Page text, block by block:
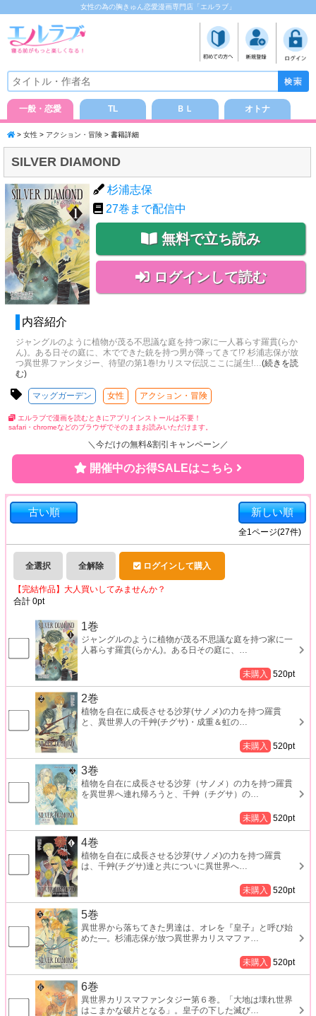
女性の為の胸きゅん恋愛漫画専門店「エルラブ」
一般・恋愛 TL ＢＬ オトナ
> 女性 > アクション・冒険 > 書籍詳細
SILVER DIAMOND
杉浦志保
27巻まで配信中
無料で立ち読み
ログインして読む
内容紹介
ジャングルのように植物が茂る不思議な庭を持つ家に一人暮らす羅貫(らか
ん)。ある日その庭に、木でできた銃を持つ男が降ってきて!? 杉浦志保が放
つ異世界ファンタジー、待望の第1巻!カリスマ伝説ここに誕生!…(続きを読
む)
マッグガーデン 女性 アクション・冒険
エルラブで漫画を読むときにアプリインストールは不要！
safari・chromeなどのブラウザでそのままお読みいただけます。
＼今だけの無料&割引キャンペーン／
開催中のお得SALEはこちら
古い順 新しい順
全1ページ(27件)
全選択 全解除 ログインして購入
【完結作品】大人買いしてみませんか？
合計 0pt
1巻
ジャングルのように植物が茂る不思議な庭を持つ家に一
人暮らす羅貫(らかん)。ある日その庭に、 …
未購入 520pt
2巻
植物を自在に成長させる沙芽(サノメ)の力を持つ羅貫
と、異世界人の千艸(チグサ)・成重＆虹の…
未購入 520pt
3巻
植物を自在に成長させる沙芽（サノメ）の力を持つ羅貫
を異世界へ連れ帰ろうと、千艸（チグサ）の…
未購入 520pt
4巻
植物を自在に成長させる沙芽(サノメ)の力を持つ羅貫
は、千艸(チグサ)達と共についに異世界へ…
未購入 520pt
5巻
異世界から落ちてきた男達は、オレを『皇子』と呼び始
めた―。杉浦志保が放つ異世界カリスマファ…
未購入 520pt
6巻
異世界カリスマファンタジー第６巻。「大地は壊れ世界
はこまかな破片となる」。皇子の下した滅び…